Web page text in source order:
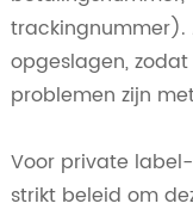
trackingnummer).
opgeslagen,
problemen zijn
Voor private
strikt beleid om